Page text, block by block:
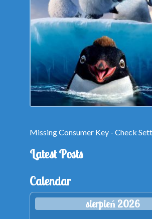
Missing Consumer Key - Check
Latest Posts
Calendar
sierpień 2026